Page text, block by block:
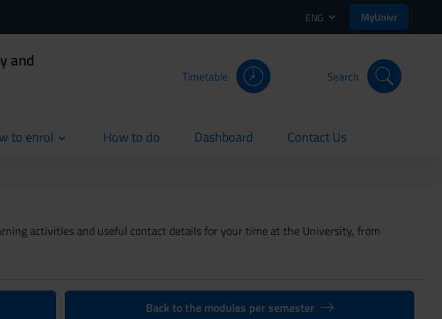
ENG MyUnivr
and
Timetable Search
to enrol How to do
current Dashboard
current Contact Us
current
activities and useful contact details for your time at the University, from
Back to the modules per semester